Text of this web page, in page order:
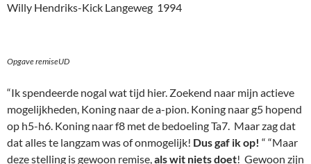
Willy Hendriks-Kick Langeweg 1994
Opgave remiseUD
“Ik spendeerde nogal wat tijd hier. Zoekend naar mijn actieve
mogelijkheden, Koning naar de a-pion. Koning naar g5 hopend
op h5-h6. Koning naar f8 met de bedoeling Ta7. Maar zag dat
dat alles te langzam was of onmogelijk! Dus gaf ik op! “ “Maar
deze stelling is gewoon remise,als wit niets doet! Gewoon zijn